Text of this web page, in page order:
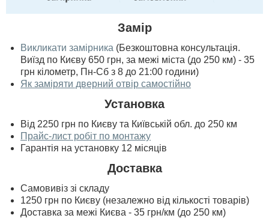
Замір
Викликати замірника (Безкоштовна консультація.
Виїзд по Києву 650 грн, за межі міста (до 250 км) - 35
грн кілометр, Пн-Сб з 8 до 21:00 години)
Як заміряти дверний отвір самостійно
Установка
Від 2250 грн по Києву та Київській обл. до 250 км
Прайс-лист робіт по монтажу
Гарантія на установку 12 місяців
Доставка
Самовивіз зі складу
1250 грн по Києву (незалежно від кількості товарів)
Доставка за межі Києва - 35 грн/км (до 250 км)